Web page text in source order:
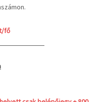
fő